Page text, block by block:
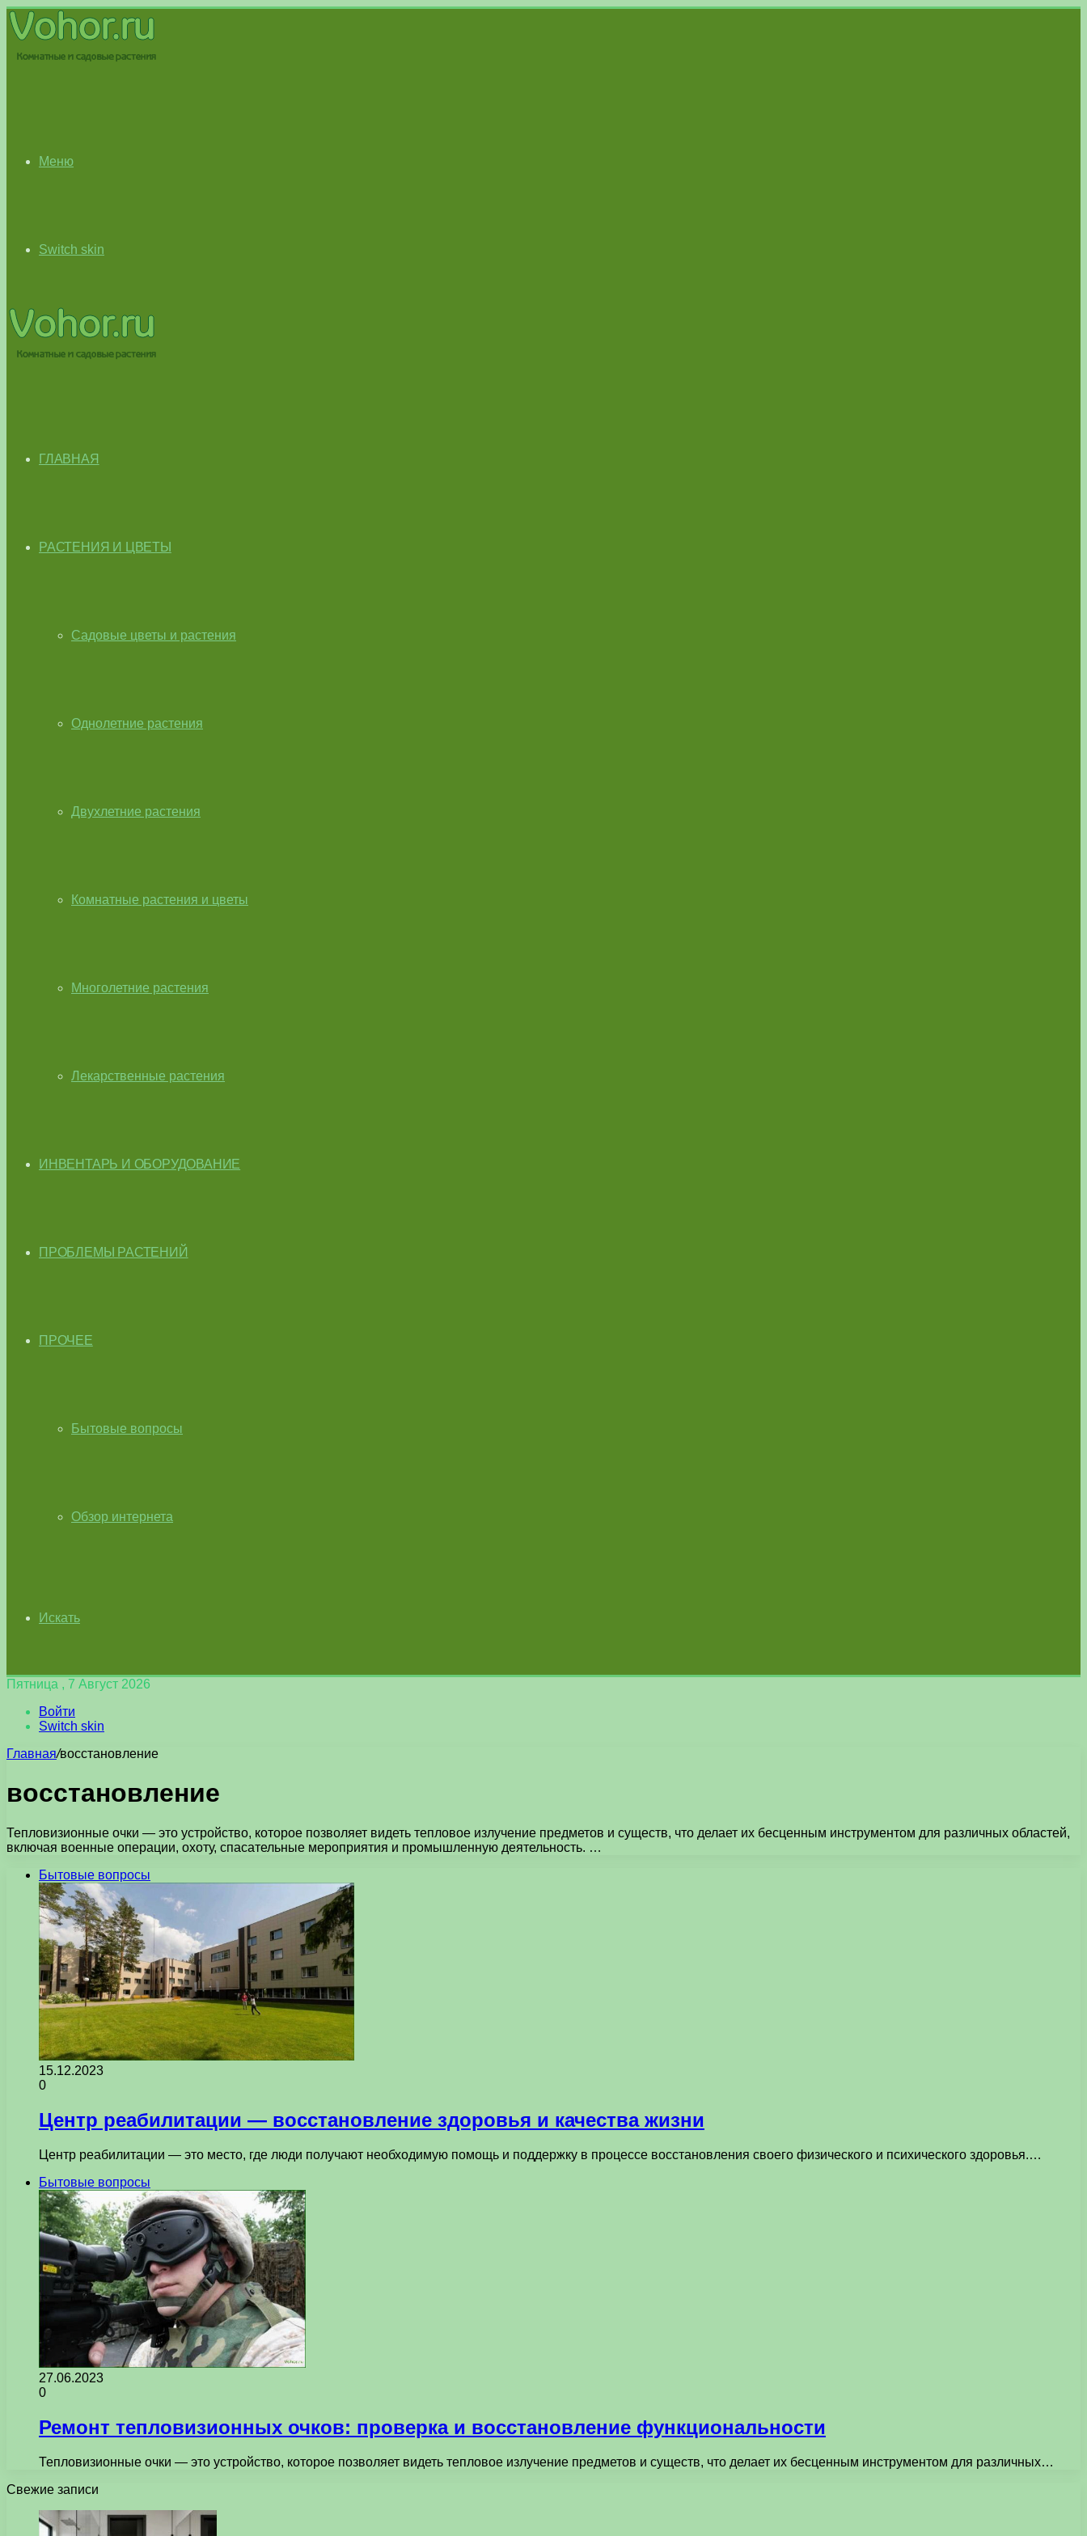
Меню
Switch skin
ГЛАВНАЯ
РАСТЕНИЯ И ЦВЕТЫ
Садовые цветы и растения
Однолетние растения
Двухлетние растения
Комнатные растения и цветы
Многолетние растения
Лекарственные растения
ИНВЕНТАРЬ И ОБОРУДОВАНИЕ
ПРОБЛЕМЫ РАСТЕНИЙ
ПРОЧЕЕ
Бытовые вопросы
Обзор интернета
Искать
Пятница , 7 Август 2026
Войти
Switch skin
Главная/восстановление
восстановление
Тепловизионные очки — это устройство, которое позволяет видеть тепловое излучение предметов и существ, что делает их бесценным инструментом для различных областей,
включая военные операции, охоту, спасательные мероприятия и промышленную деятельность. …
Бытовые вопросы
15.12.2023
0
Центр реабилитации — восстановление здоровья и качества жизни
Центр реабилитации — это место, где люди получают необходимую помощь и поддержку в процессе восстановления своего физического и психического здоровья.…
Бытовые вопросы
27.06.2023
0
Ремонт тепловизионных очков: проверка и восстановление функциональности
Тепловизионные очки — это устройство, которое позволяет видеть тепловое излучение предметов и существ, что делает их бесценным инструментом для различных…
Свежие записи